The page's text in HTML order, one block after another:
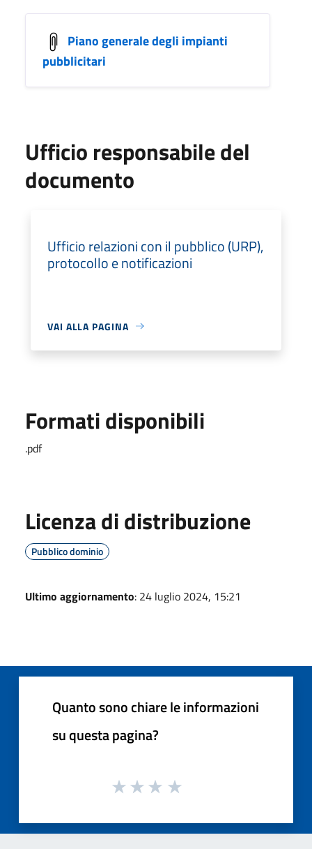
Piano generale degli impianti
pubblicitari
Ufficio responsabile del
documento
Ufficio relazioni con il pubblico (URP),
protocollo e notificazioni
VAI ALLA PAGINA
Formati disponibili
.pdf
Licenza di distribuzione
Pubblico dominio
Ultimo aggiornamento: 24 luglio 2024, 15:21
Quanto sono chiare le informazioni
su questa pagina?